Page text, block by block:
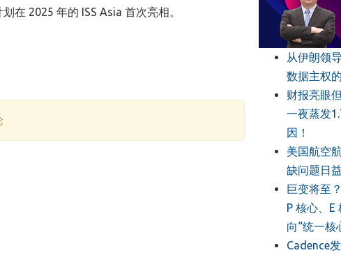
在 2025 年的 ISS Asia 首次亮相。
从伊朗领
数据主权
财报亮眼
一夜蒸发
因！
美国航空
缺问题日
巨变将至
P 核心、E
向“统一核
Cadence